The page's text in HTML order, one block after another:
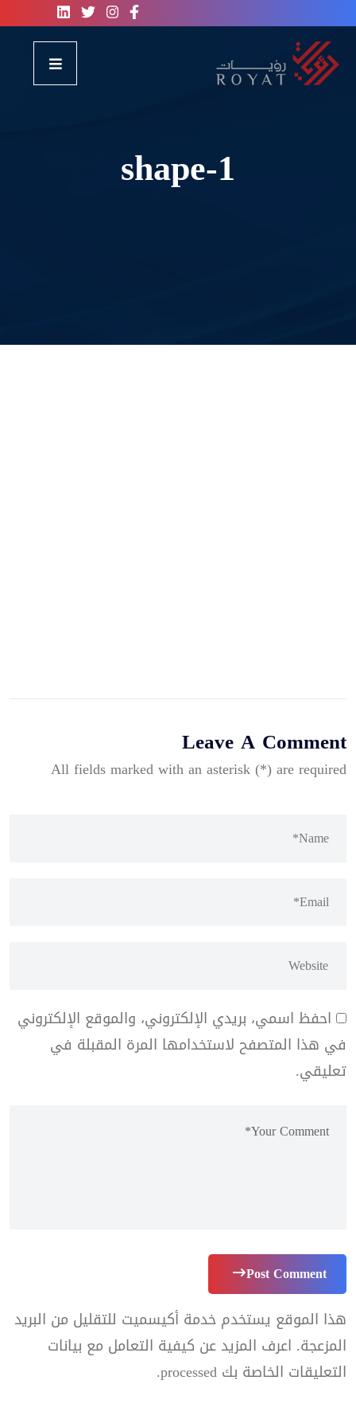
shape-1
Leave A Comment
All fields marked with an asterisk (*) are required
احفظ اسمي، بريدي الإلكتروني، والموقع الإلكتروني
في هذا المتصفح لاستخدامها المرة المقبلة في
تعليقي.
Post Comment
هذا الموقع يستخدم خدمة أكيسميت للتقليل من البريد
المزعجة. اعرف المزيد عن كيفية التعامل مع بيانات
التعليقات الخاصة بك processed
.